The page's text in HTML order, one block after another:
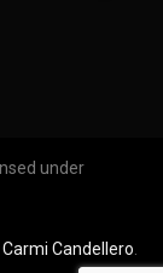
under
Carmi Candellero